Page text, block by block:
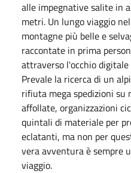
alle impegnative salite in
metri. Un lungo viaggio
montagne più belle e
raccontate in prima
attraverso l'occhio
Prevale la ricerca di un
rifiuta mega spedizioni su
affollate, organizzazioni
quintali di materiale per
eclatanti, ma non per
vera avventura è sempre
viaggio.